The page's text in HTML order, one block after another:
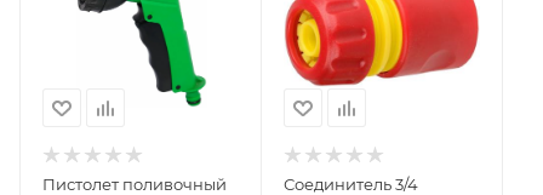
Пистолет поливочный
Соединитель 3/4